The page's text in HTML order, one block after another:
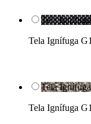
Tela
Tela Ignífuga
Tela
Tela Ignífuga